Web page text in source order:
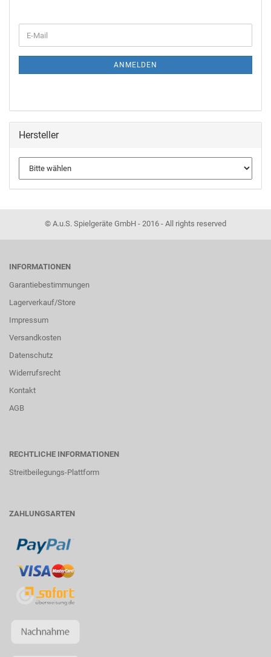
ANMELDEN
Hersteller
© A.u.S. Spielgeräte GmbH - 2016 - All rights reserved
INFORMATIONEN
Garantiebestimmungen
Lagerverkauf/Store
Impressum
Versandkosten
Datenschutz
Widerrufsrecht
Kontakt
AGB
RECHTLICHE INFORMATIONEN
Streitbeilegungs-Plattform
ZAHLUNGSARTEN